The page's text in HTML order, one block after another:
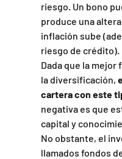
riesgo. Un bono
produce una
inflación sube
riesgo de crédito).
Dada que la mejor
la diversificación,
cartera con este
negativa es que
capital y
No obstante, el
llamados fondos